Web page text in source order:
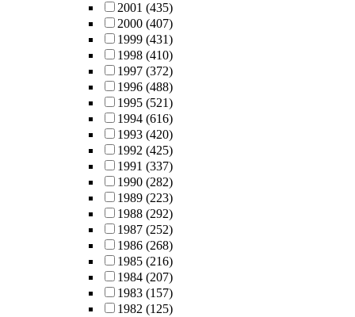
2001 (435)
2000 (407)
1999 (431)
1998 (410)
1997 (372)
1996 (488)
1995 (521)
1994 (616)
1993 (420)
1992 (425)
1991 (337)
1990 (282)
1989 (223)
1988 (292)
1987 (252)
1986 (268)
1985 (216)
1984 (207)
1983 (157)
1982 (125)